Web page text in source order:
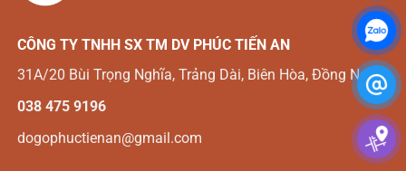
CÔNG TY TNHH SX TM DV PHÚC TIẾN AN
31A/20 Bùi Trọng Nghĩa, Trảng Dài, Biên Hòa, Đồng Nai
038 475 9196
dogophuctienan@gmail.com